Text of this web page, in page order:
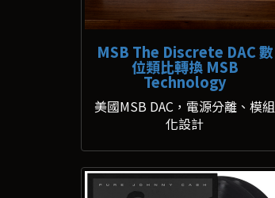
MSB The Discrete DAC 數
位類比轉換 MSB
Technology
美國MSB DAC，電源分離、模組
化設計